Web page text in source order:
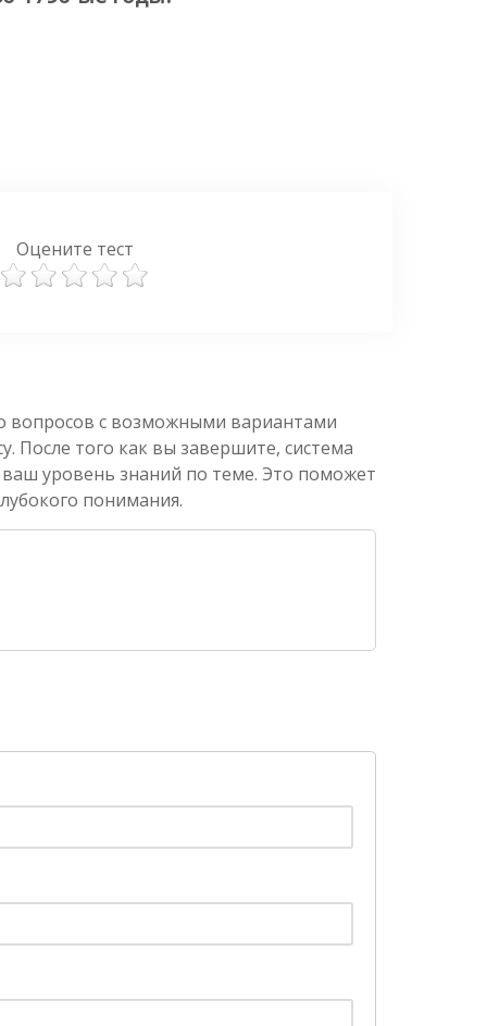
Оцените тест
вопросов с возможными вариантами
После того как вы завершите, система
уровень знаний по теме. Это поможет
понимания.